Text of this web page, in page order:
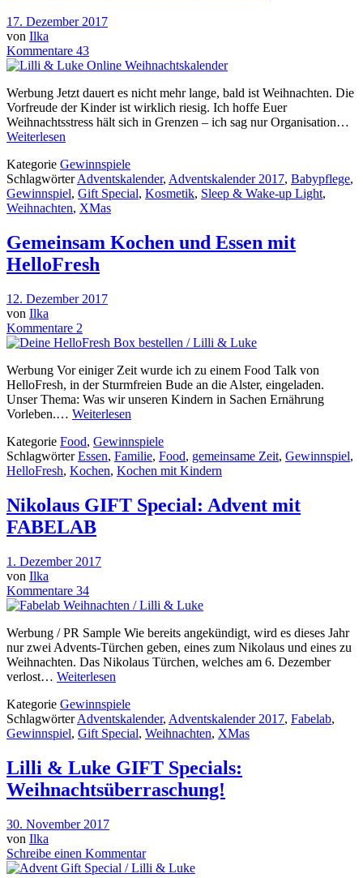
17. Dezember 2017
von Ilka
Kommentare 43
Werbung Jetzt dauert es nicht mehr lange, bald ist Weihnachten. Die
Vorfreude der Kinder ist wirklich riesig. Ich hoffe Euer
Weihnachtsstress hält sich in Grenzen – ich sag nur Organisation…
Weiterlesen
Kategorie Gewinnspiele
SchlagwörterAdventskalender, Adventskalender 2017, Babypflege,
Gewinnspiel, Gift Special, Kosmetik, Sleep & Wake-up Light,
Weihnachten, XMas
Gemeinsam Kochen und Essen mit
HelloFresh
12. Dezember 2017
von Ilka
Kommentare 2
Werbung Vor einiger Zeit wurde ich zu einem Food Talk von
HelloFresh, in der Sturmfreien Bude an die Alster, eingeladen.
Unser Thema: Was wir unseren Kindern in Sachen Ernährung
Vorleben.… Weiterlesen
Kategorie Food, Gewinnspiele
SchlagwörterEssen, Familie, Food, gemeinsame Zeit, Gewinnspiel,
HelloFresh, Kochen, Kochen mit Kindern
Nikolaus GIFT Special: Advent mit
FABELAB
1. Dezember 2017
von Ilka
Kommentare 34
Werbung / PR Sample Wie bereits angekündigt, wird es dieses Jahr
nur zwei Advents-Türchen geben, eines zum Nikolaus und eines zu
Weihnachten. Das Nikolaus Türchen, welches am 6. Dezember
verlost… Weiterlesen
Kategorie Gewinnspiele
SchlagwörterAdventskalender, Adventskalender 2017, Fabelab,
Gewinnspiel, Gift Special, Weihnachten, XMas
Lilli & Luke GIFT Specials:
Weihnachtsüberraschung!
30. November 2017
von Ilka
Schreibe einen Kommentar